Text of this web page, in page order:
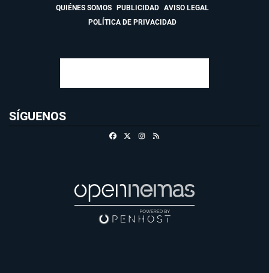
QUIÉNES SOMOS PUBLICIDAD
AVISO LEGAL
POLÍTICA DE PRIVACIDAD
SÍGUENOS
FacebookInstagram